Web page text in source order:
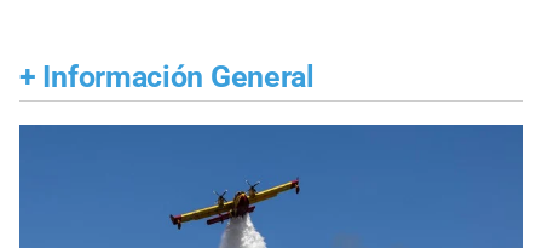
+ Información General